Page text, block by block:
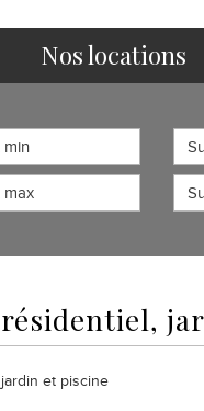
nos locations
résidentiel,
et piscine